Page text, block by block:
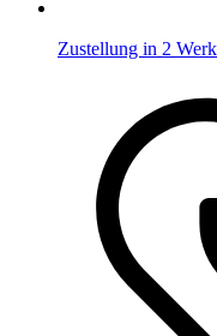
Zustellung in 2